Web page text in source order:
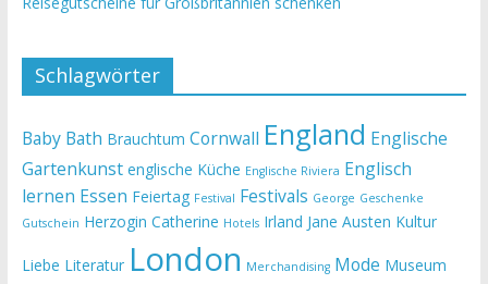
Schlagwörter
Baby Bath Brauchtum Cornwall England Englische
Gartenkunst englische Küche Englische Riviera Englisch
lernen Essen Feiertag Festival Festivals George Geschenke
Gutschein Herzogin Catherine Hotels Irland Jane Austen Kultur
Liebe Literatur London Merchandising Mode Museum